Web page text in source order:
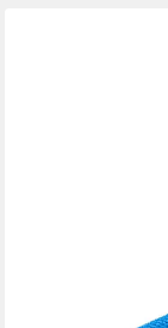
Glasfasergewebe